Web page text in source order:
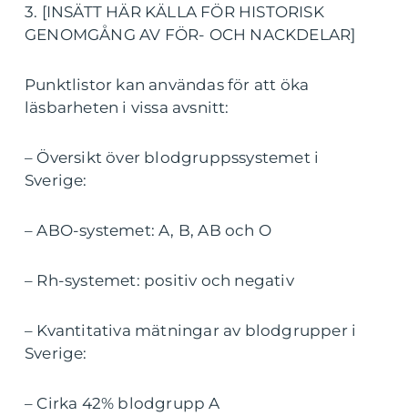
3. [INSÄTT HÄR KÄLLA FÖR HISTORISK
GENOMGÅNG AV FÖR- OCH NACKDELAR]
Punktlistor kan användas för att öka
läsbarheten i vissa avsnitt:
– Översikt över blodgruppssystemet i
Sverige:
– ABO-systemet: A, B, AB och O
– Rh-systemet: positiv och negativ
– Kvantitativa mätningar av blodgrupper i
Sverige:
– Cirka 42% blodgrupp A